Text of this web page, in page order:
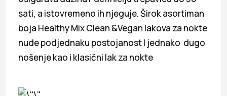
sati, a istovremeno ih njeguje. Širok asortiman
boja Healthy Mix Clean &Vegan lakova za nokte
nude podjednaku postojanost I jednako dugo
nošenje kao i klasični lak za nokte